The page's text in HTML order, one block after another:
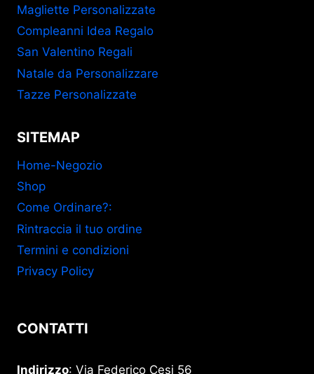
Magliette Personalizzate
Compleanni Idea Regalo
San Valentino Regali
Natale da Personalizzare
Tazze Personalizzate
SITEMAP
Home-Negozio
Shop
Come Ordinare?:
Rintraccia il tuo ordine
Termini e condizioni
Privacy Policy
CONTATTI
Indirizzo: Via Federico Cesi 56